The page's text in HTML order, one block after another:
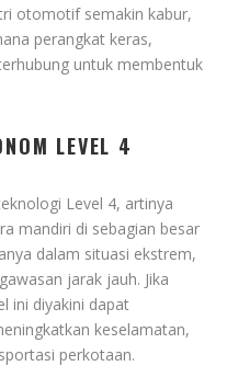
otomotif semakin kabur,
perangkat keras,
untuk membentuk
LEVEL 4
Level 4, artinya
mandiri di sebagian besar
dalam situasi ekstrem,
jarak jauh. Jika
ini diyakini dapat
keselamatan,
perkotaan.